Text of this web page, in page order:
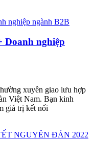
Doanh nghiệp
xuyên giao lưu hợp
Việt Nam. Bạn kinh
giá trị kết nối